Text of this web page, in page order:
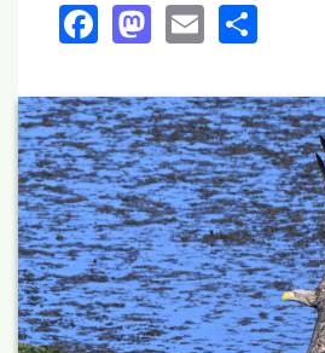
Facebook
Mastodon
Email